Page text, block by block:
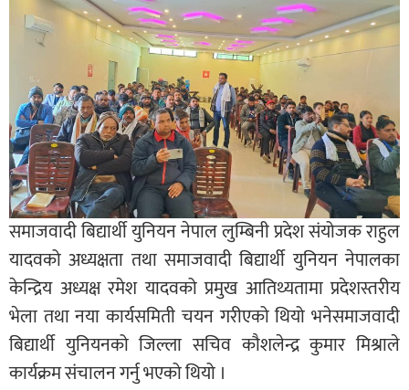
समाजवादी बिद्यार्थी युनियन नेपाल लुम्बिनी प्रदेश संयोजक राहुल
यादवको अध्यक्षता तथा समाजवादी बिद्यार्थी युनियन नेपालका
केन्द्रिय अध्यक्ष रमेश यादवको प्रमुख आतिथ्यतामा प्रदेशस्तरीय
भेला तथा नया कार्यसमिती चयन गरीएको थियो भनेसमाजवादी
बिद्यार्थी युनियनको जिल्ला सचिव कौशलेन्द्र कुमार मिश्राले
कार्यक्रम संचालन गर्नु भएको थियो ।